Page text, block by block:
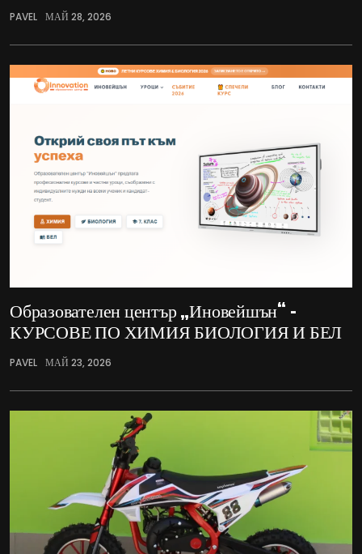
PAVEL МАЙ 28, 2026
Образователен център „Иновейшън“ –
КУРСОВЕ ПО ХИМИЯ БИОЛОГИЯ И БЕЛ
PAVEL МАЙ 23, 2026